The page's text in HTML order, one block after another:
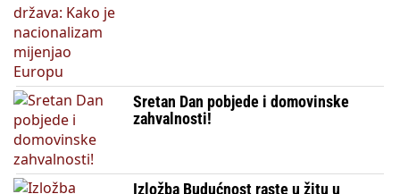
Sretan Dan pobjede i domovinske
zahvalnosti!
Izložba Budućnost raste u žitu u